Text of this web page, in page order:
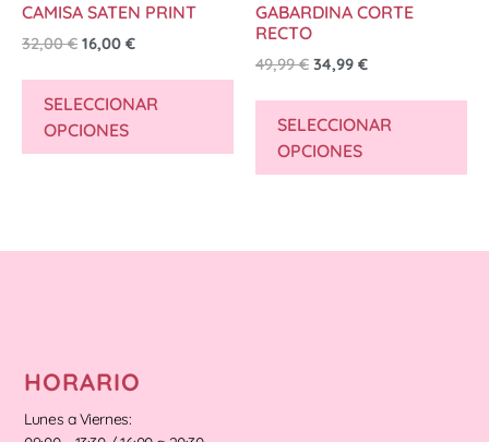
CAMISA SATEN PRINT
32,00€ 16,00 €
SELECCIONAR
OPCIONES
GABARDINA CORTE
RECTO
49,99€ 34,99 €
SELECCIONAR
OPCIONES
HORARIO
Lunes a Viernes: